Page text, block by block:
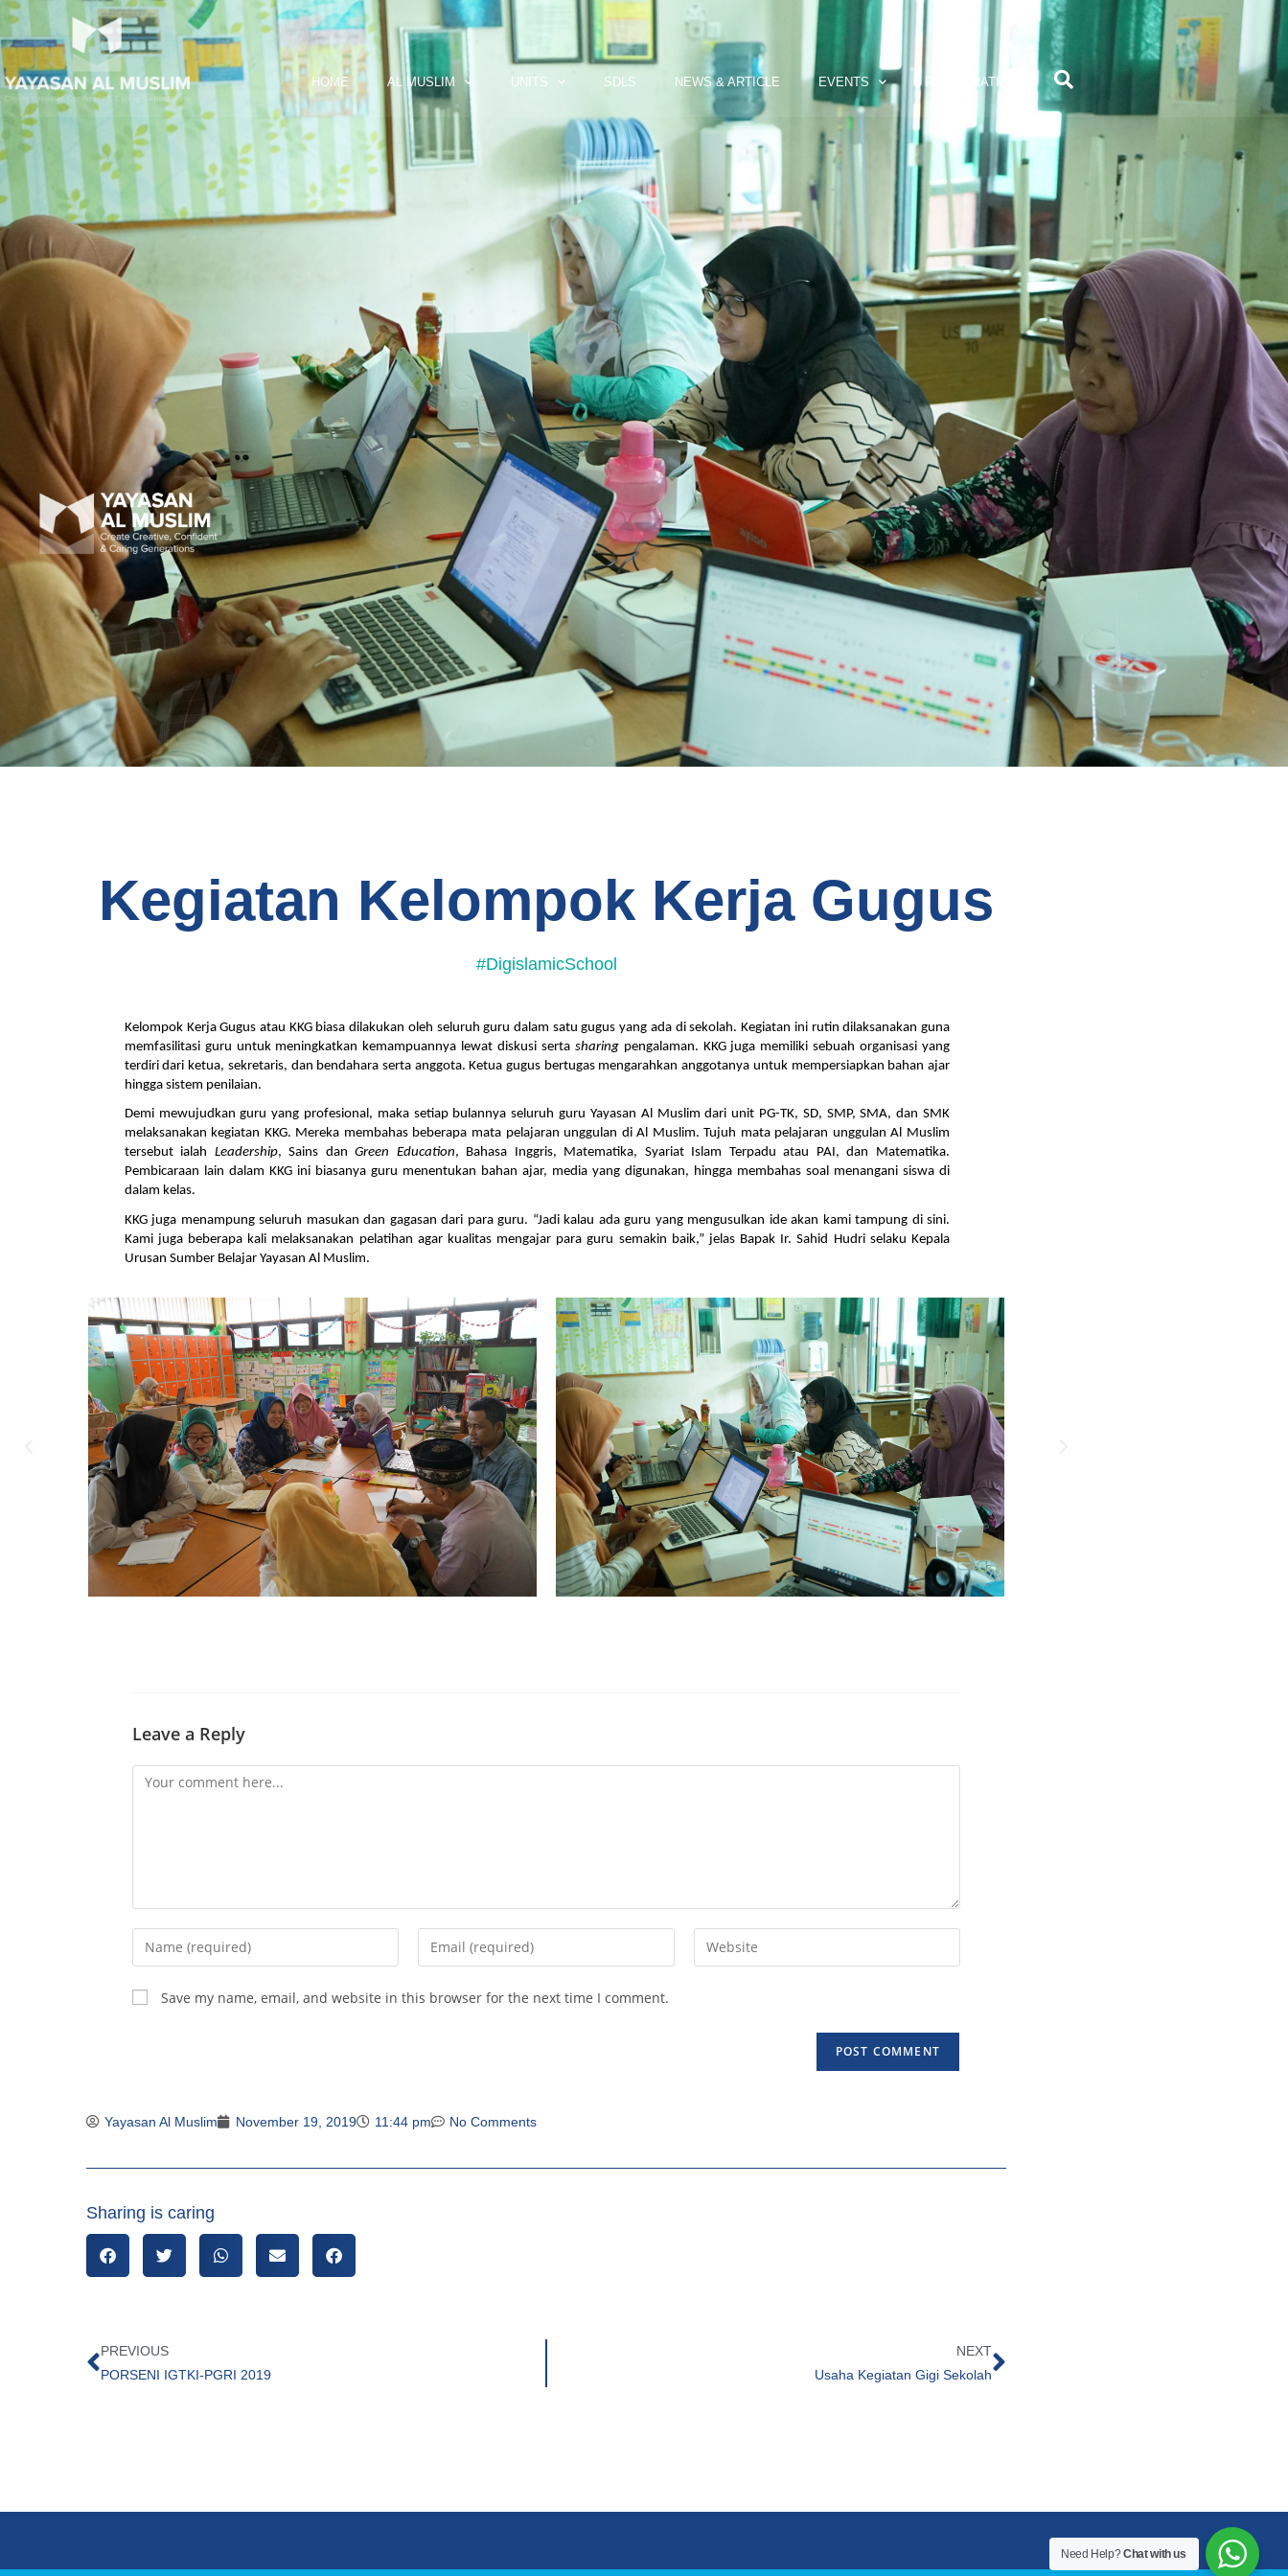
HOME AL MUSLIM UNITS SDLS NEWS & ARTICLE EVENTS REGISTRATION
Kegiatan Kelompok Kerja Gugus
#DigislamicSchool
Kelompok Kerja Gugus atau KKG biasa dilakukan oleh seluruh guru dalam satu gugus yang ada di sekolah. Kegiatan ini rutin dilaksanakan guna
memfasilitasi guru untuk meningkatkan kemampuannya lewat diskusi serta sharing pengalaman. KKG juga memiliki sebuah organisasi yang
terdiri dari ketua, sekretaris, dan bendahara serta anggota. Ketua gugus bertugas mengarahkan anggotanya untuk mempersiapkan bahan ajar
hingga sistem penilaian.
Demi mewujudkan guru yang profesional, maka setiap bulannya seluruh guru Yayasan Al Muslim dari unit PG-TK, SD, SMP, SMA, dan SMK
melaksanakan kegiatan KKG. Mereka membahas beberapa mata pelajaran unggulan di Al Muslim. Tujuh mata pelajaran unggulan Al Muslim
tersebut ialah Leadership, Sains dan Green Education, Bahasa Inggris, Matematika, Syariat Islam Terpadu atau PAI, dan Matematika.
Pembicaraan lain dalam KKG ini biasanya guru menentukan bahan ajar, media yang digunakan, hingga membahas soal menangani siswa di
dalam kelas.
KKG juga menampung seluruh masukan dan gagasan dari para guru. “Jadi kalau ada guru yang mengusulkan ide akan kami tampung di sini.
Kami juga beberapa kali melaksanakan pelatihan agar kualitas mengajar para guru semakin baik,” jelas Bapak Ir. Sahid Hudri selaku Kepala
Urusan Sumber Belajar Yayasan Al Muslim.
Leave a Reply
Save my name, email, and website in this browser for the next time I comment.
Yayasan Al Muslim November 19, 2019 11:44 pm No Comments
Sharing is caring
PREVIOUS
PORSENI IGTKI-PGRI 2019
NEXT
Usaha Kegiatan Gigi Sekolah
Need Help?Chat with us